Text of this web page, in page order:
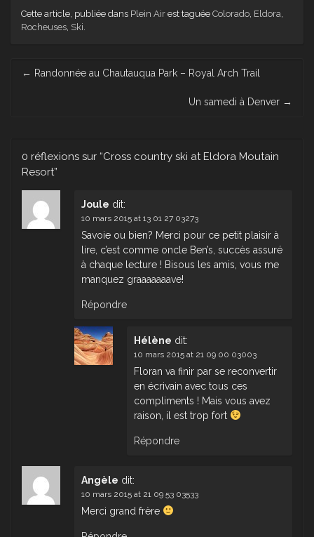
Cette article, publiée dans Plein Air est taguée Colorado Eldora
Rocheuses Ski
navigation
← Randonnée au Chautauqua Park – Royal Arch Trail
Un samedi à Denver →
0 réflexions sur “Cross country ski at Eldora Moutain
Resort”
Joule dit:
10 mars 2015 at 13 01 27 03273
Savoie ou bien? Merci pour ce petit plaisir à
lire, c’est comme oncle Ben’s, succès assuré
à chaque lecture ! Bisous les amis, vous me
manquez graaaaaaave!
Répondre
Hélène dit:
10 mars 2015 at 21 09 00 03003
Floran va finir par se reconvertir
en écrivain avec tous ces
compliments ! Mais vous avez
raison, il est trop fort
Répondre
Angèle dit:
10 mars 2015 at 21 09 53 03533
Merci grand frère